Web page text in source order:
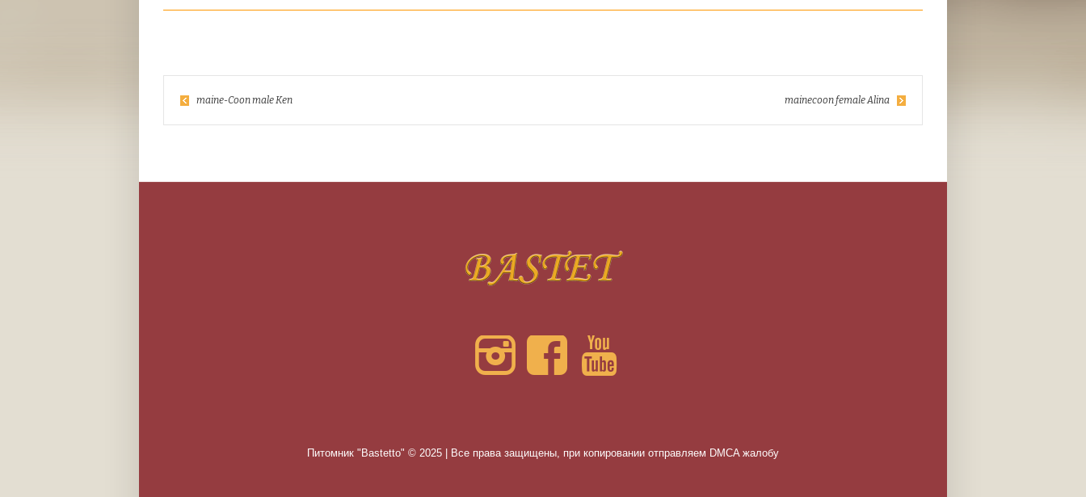
maine-Coon male Ken mainecoon female Alina
Питомник "Bastetto" © 2025 | Все права защищены, при копировании отправляем DMCA жалобу